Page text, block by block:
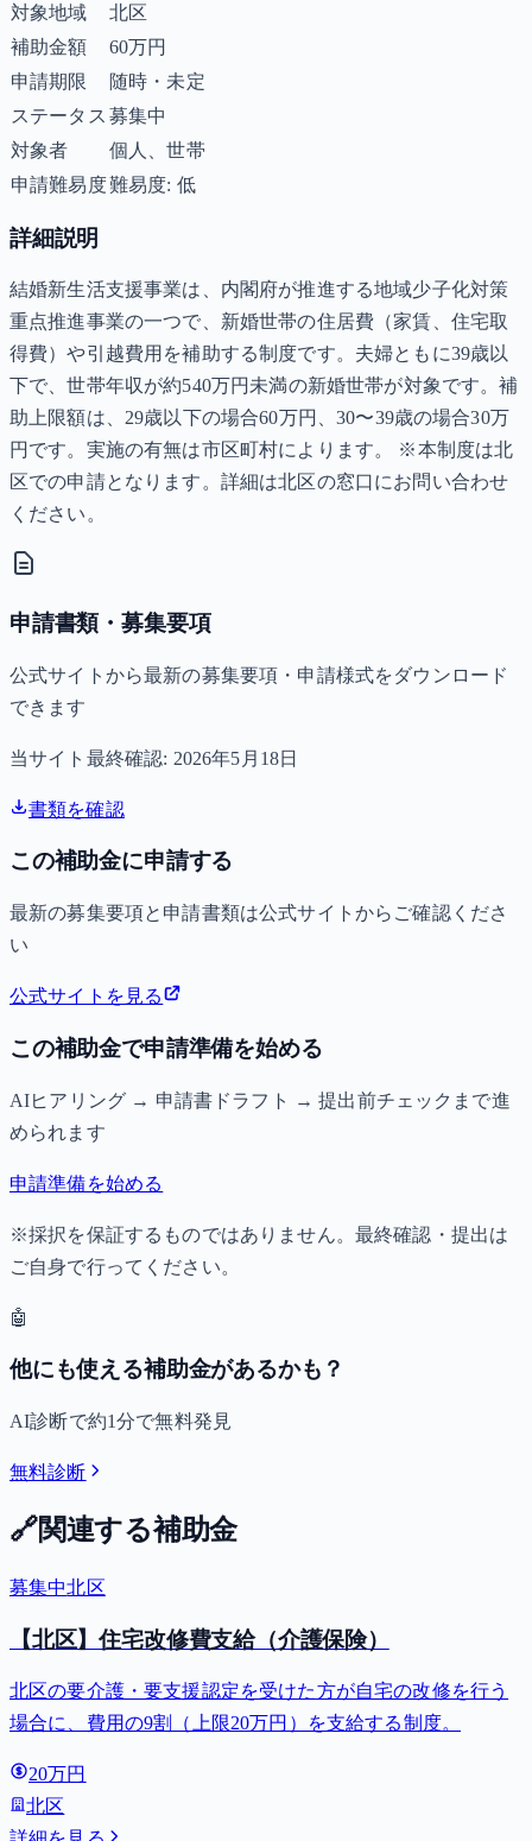
対象地域
北区
補助金額
60万円
申請期限
随時・未定
ステータス 募集中
対象者
個人、世帯
申請難易度難易度: 低
詳細説明
結婚新生活支援事業は、内閣府が推進する地域少子化対策
重点推進事業の一つで、新婚世帯の住居費（家賃、住宅取
得費）や引越費用を補助する制度です。夫婦ともに39歳以
下で、世帯年収が約540万円未満の新婚世帯が対象です。補
助上限額は、29歳以下の場合60万円、30〜39歳の場合30万
円です。実施の有無は市区町村によります。 ※本制度は北
区での申請となります。詳細は北区の窓口にお問い合わせ
ください。
申請書類・募集要項
公式サイトから最新の募集要項・申請様式をダウンロード
できます
当サイト最終確認: 2026年5月18日
書類を確認
この補助金に申請する
最新の募集要項と申請書類は公式サイトからご確認くださ
い
公式サイトを見る
この補助金で申請準備を始める
AIヒアリング → 申請書ドラフト → 提出前チェックまで進
められます
申請準備を始める
※採択を保証するものではありません。最終確認・提出は
ご自身で行ってください。
🤖
他にも使える補助金があるかも？
AI診断で約1分で無料発見
無料診断
🔗関連する補助金
募集中北区
【北区】住宅改修費支給（介護保険）
北区の要介護・要支援認定を受けた方が自宅の改修を行う
場合に、費用の9割（上限20万円）を支給する制度。
20万円
北区